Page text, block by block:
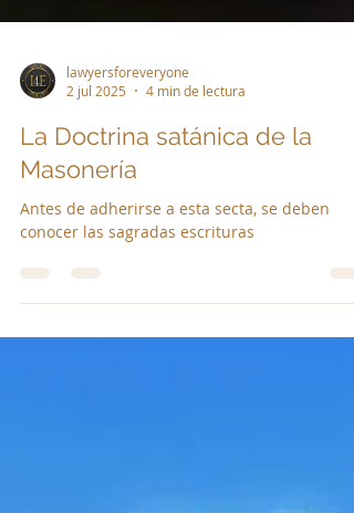
lawyersforeveryone
2 jul 2025
La Doctrina satánica de la
Masonería
Antes de adherirse a esta secta, se deben
conocer las sagradas escrituras